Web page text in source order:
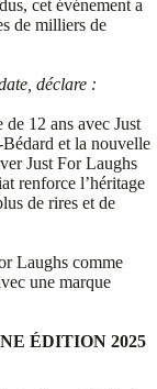
cet événement a
de milliers de
déclare :
12 ans avec Just
et la nouvelle
Just For Laughs
renforce l’héritage
de rires et de
Laughs comme
une marque
ÉDITION 2025